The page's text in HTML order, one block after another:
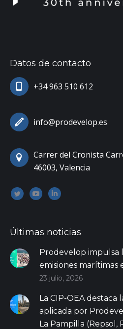
Datos de contacto
+34 963 510 612
info@prodevelop.es
Carrer del Cronista
46003, Valencia
Encuéntranos en:
TwitterYouTubeLinkedin
Últimas noticias
Prodevelop impulsa
emisiones marítimas
23 julio, 2026
La CIP-OEA destaca
aplicada por
La Pampilla (Repsol,